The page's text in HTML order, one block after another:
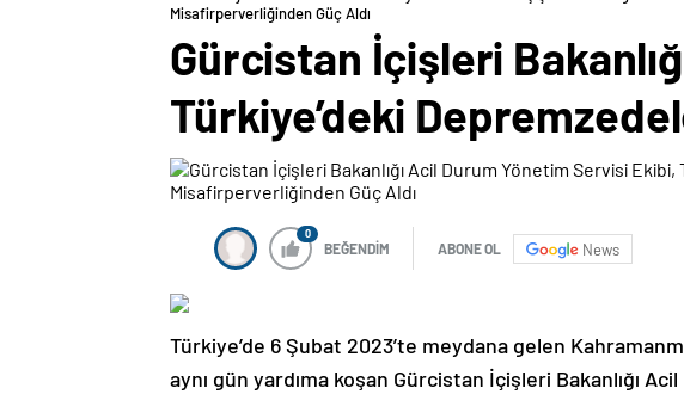
Misafirperverliğinden Güç Aldı
Gürcistan İçişleri
Türkiye’deki
0
BEĞENDİM ABONE OL News
Türkiye’de 6 Şubat 2023’te meydana gelen
aynı gün yardıma koşan Gürcistan İçişleri Bakanlığı